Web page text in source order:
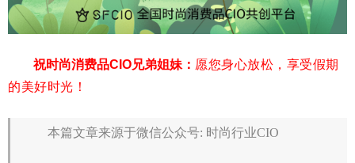
祝时尚消费品CIO兄弟姐妹： 愿您身心放松，享受假期
的美好时光！
本篇文章来源于微信公众号: 时尚行业CIO